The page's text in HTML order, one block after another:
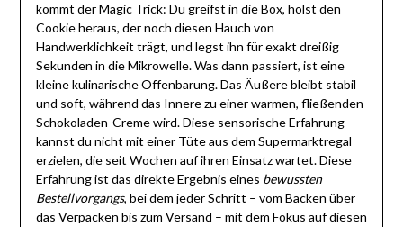
kommt der Magic Trick: Du greifst in die Box, holst den
Cookie heraus, der noch diesen Hauch von
Handwerklichkeit trägt, und legst ihn für exakt dreißig
Sekunden in die Mikrowelle. Was dann passiert, ist eine
kleine kulinarische Offenbarung. Das Äußere bleibt stabil
und soft, während das Innere zu einer warmen, fließenden
Schokoladen-Creme wird. Diese sensorische Erfahrung
kannst du nicht mit einer Tüte aus dem Supermarktregal
erzielen, die seit Wochen auf ihren Einsatz wartet. Diese
Erfahrung ist das direkte Ergebnis eines bewussten
Bestellvorgangs, bei dem jeder Schritt – vom Backen über
das Verpacken bis zum Versand – mit dem Fokus auf diesen